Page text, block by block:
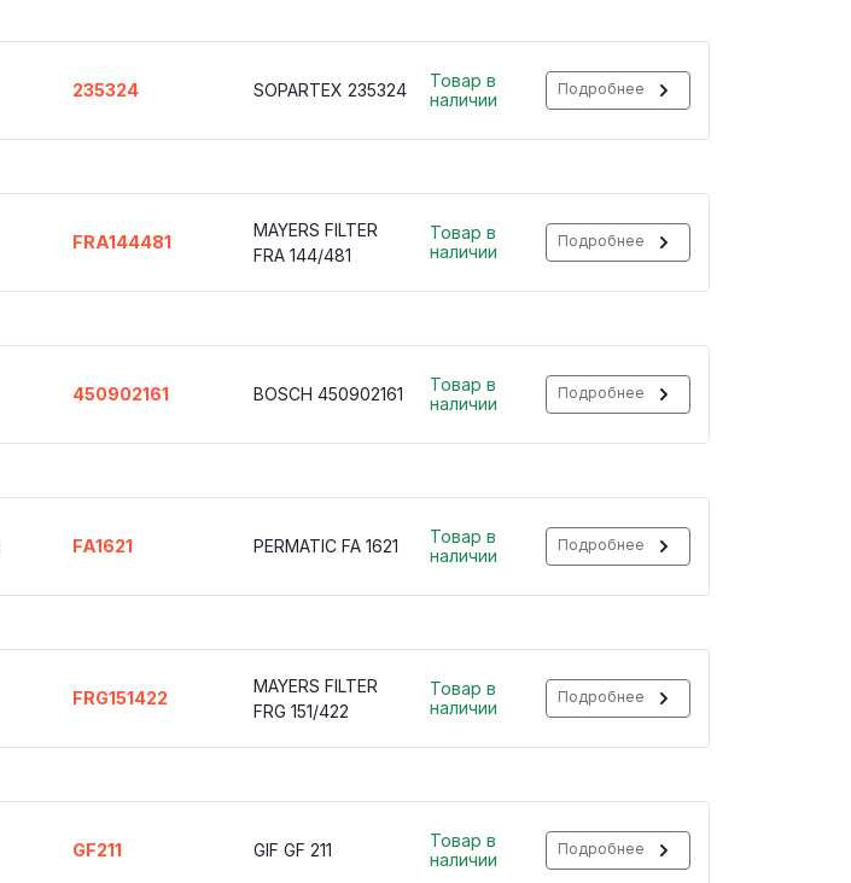
235324 SOPARTEX 235324
Товар в
наличии
Подробнее
FRA144481
MAYERS FILTER
FRA 144/481
Товар в
наличии
Подробнее
450902161 BOSCH 450902161
Товар в
наличии
Подробнее
FA1621 PERMATIC FA 1621
Товар в
наличии
Подробнее
FRG151422
MAYERS FILTER
FRG 151/422
Товар в
наличии
Подробнее
GF211 GIF GF 211
Товар в
наличии
Подробнее